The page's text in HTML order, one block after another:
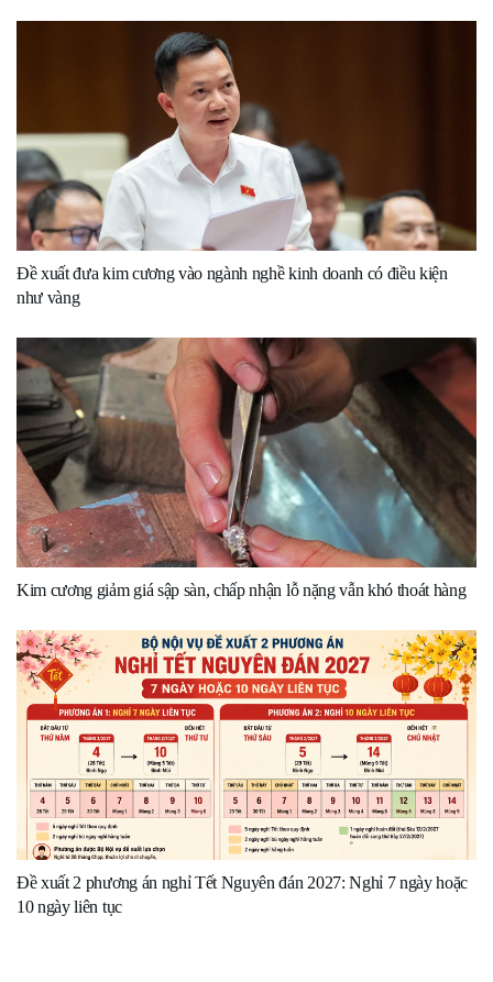
Đề xuất đưa kim cương vào ngành nghề kinh doanh có điều kiện
như vàng
Kim cương giảm giá sập sàn, chấp nhận lỗ nặng vẫn khó thoát hàng
Đề xuất 2 phương án nghỉ Tết Nguyên đán 2027: Nghỉ 7 ngày hoặc
10 ngày liên tục